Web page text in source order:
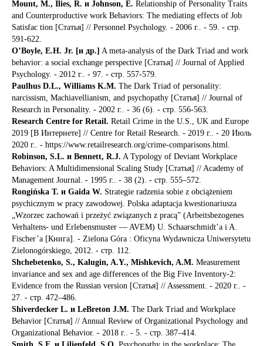
Mount, M., Ilies, R. и Johnson, E. Relationship of Personality Traits
and Counterproductive work Behaviors: The mediating effects of Job
Satisfac tion [Статья] // Personnel Psychology. - 2006 г.. - 59. - стр.
591-622.
O’Boyle, E.H. Jr. [и др.] A meta-analysis of the Dark Triad and work
behavior: a social exchange perspective [Статья] // Journal of Applied
Psychology. - 2012 г.. - 97. - стр. 557-579.
Paulhus D.L., Williams K.M. The Dark Triad of personality:
narcissism, Machiavellianism, and psychopathy [Статья] // Journal of
Research in Personality. - 2002 г.. - 36 (6). - стр. 556-563.
Research Centre for Retail. Retail Crime in the U.S., UK and Europe
2019 [В Интернете] // Centre for Retail Research. - 2019 г.. - 20 Июль
2020 г.. - https://www.retailresearch.org/crime-comparisons.html.
Robinson, S.L. и Bennett, R.J. A Typology of Deviant Workplace
Behaviors: A Multidimensional Scaling Study [Статья] // Academy of
Management Journal. - 1995 г.. - 38 (2). - стр. 555–572.
Rongińska T. и Gaida W. Strategie radzenia sobie z obciążeniem
psychicznym w pracy zawodowej. Polska adaptacja kwestionariusza
„Wzorzec zachowań i przeżyć związanych z pracą” (Arbeitsbezogenes
Verhaltens- und Erlebensmuster — AVEM) U. Schaarschmidt’a i A.
Fischer’a [Книга]. - Zielona Góra : Oficyna Wydawnicza Uniwersytetu
Zielonogórskiego, 2012. - стр. 112.
Shchebetenko, S., Kalugin, A.Y., Mishkevich, A.M. Measurement
invariance and sex and age differences of the Big Five Inventory-2:
Evidence from the Russian version [Статья] // Assessment. - 2020 г.. -
27. - стр. 472–486.
Shiverdecker L. и LeBreton J.M. The Dark Triad and Workplace
Behavior [Статья] // Annual Review of Organizational Psychology and
Organizational Behavior. - 2018 г.. - 5. - стр. 387–414.